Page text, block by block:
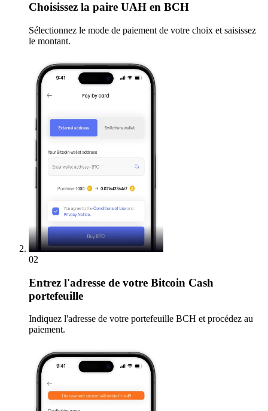
Choisissez la paire UAH en BCH
Sélectionnez le mode de paiement de votre choix et saisissez
le montant.
02
Entrez l'adresse de votre Bitcoin Cash
portefeuille
Indiquez l'adresse de votre portefeuille BCH et procédez au
paiement.